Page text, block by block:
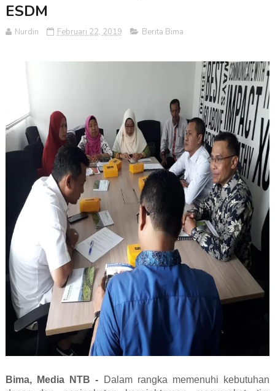
ESDM
Nurdin Februari 22, 2019 Berita Bima
Bima, Media NTB - Dalam rangka memenuhi kebutuhan